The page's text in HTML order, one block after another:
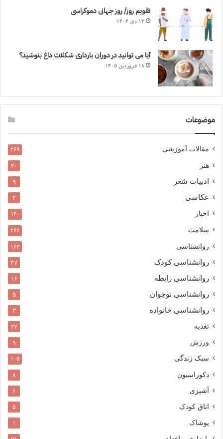
تقویم روز/ روز جهانی دموکراسی
۱۳ دی ۱۴۰۴
آیا می توانید در دوران بارداری شکلات داغ بنوشید؟
۱۸ فروردین ۱۴۰۵
موضوعات
مقالات آموزشی ۲۶۹
هنر ۲۰
ادبیات شعر ۹
عکاسی ۲
اخبار ۱۴۰
سلامت ۲۶۶
روانشناسی ۱۶۳
روانشناسی کودک ۴۷
روانشناسی رابطه ۱۶
روانشناسی نوجوان ۵
روانشناسی خانواده ۳
تغذیه ۲۷
ورزش ۹
سبک زندگی ۱۰۵
دکوراسیون ۸
آشپزی ۶
اتاق کودک ۵
پوشاک ۱